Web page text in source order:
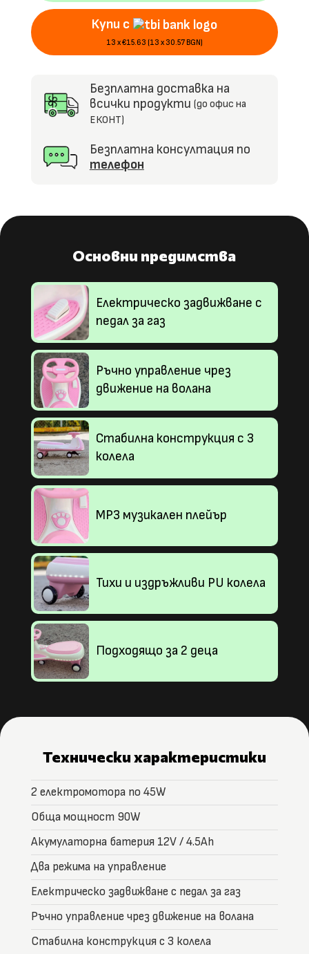
12V/4.5Ah,
MP3
Купи с
13 x €15.63 (13 x 30.57 BGN)
Безплатна доставка на
всички продукти (до офис на
ЕКОНТ)
Безплатна консултация по
телефон
Основни предимства
Електрическо задвижване с
педал за газ
Ръчно управление чрез
движение на волана
Стабилна конструкция с 3
колела
MP3 музикален плейър
Тихи и издръжливи PU колела
Подходящо за 2 деца
Технически характеристики
2 електромотора по 45W
Обща мощност 90W
Акумулаторна батерия 12V / 4.5Ah
Два режима на управление
Електрическо задвижване с педал за газ
Ръчно управление чрез движение на волана
Стабилна конструкция с 3 колела